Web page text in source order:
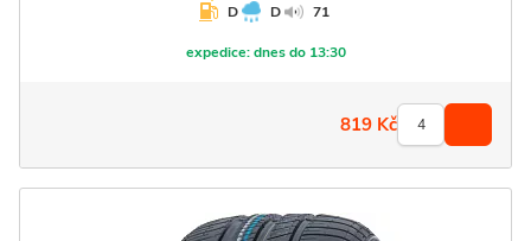
D
D 71
expedice:dnes do 13:30
819 Kč